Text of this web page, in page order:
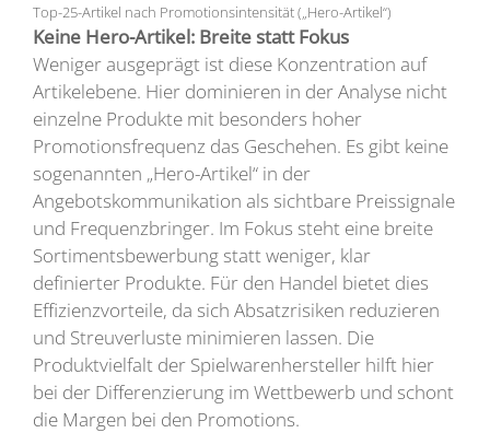
Top-25-Artikel nach Promotionsintensität („Hero-Artikel“)
Keine Hero-Artikel: Breite statt Fokus
Weniger ausgeprägt ist diese Konzentration auf
Artikelebene. Hier dominieren in der Analyse nicht
einzelne Produkte mit besonders hoher
Promotionsfrequenz das Geschehen. Es gibt keine
sogenannten „Hero-Artikel“ in der
Angebotskommunikation als sichtbare Preissignale
und Frequenzbringer. Im Fokus steht eine breite
Sortimentsbewerbung statt weniger, klar
definierter Produkte. Für den Handel bietet dies
Effizienzvorteile, da sich Absatzrisiken reduzieren
und Streuverluste minimieren lassen. Die
Produktvielfalt der Spielwarenhersteller hilft hier
bei der Differenzierung im Wettbewerb und schont
die Margen bei den Promotions.